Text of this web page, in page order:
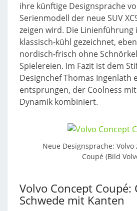
ihre künftige Designsprache
Serienmodell der neue SUV
zeigen wird. Die Linienführung
klassisch-kühl gezeichnet,
nordisch-frisch ohne
Spielereien. Im Fazit ist dem
Designchef Thomas Ingenlath
entsprungen, der Coolness
Dynamik kombiniert.
Neue Designsprache: Volvo
Coupé (Bild
Volvo Concept Coupé:
Schwede mit Kanten